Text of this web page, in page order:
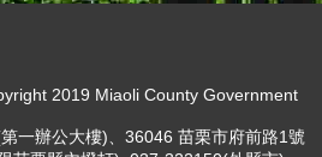
2019 Miaoli County Government
一辦公大樓)、36046 苗栗市府前路1號